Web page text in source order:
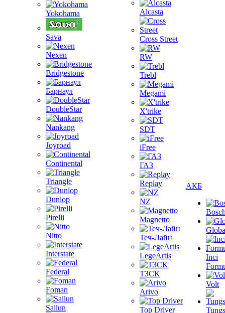
Yokohama
Sava
Nexen
Bridgestone
Барнаул
DoubleStar
Nankang
Joyroad
Continental
Triangle
Dunlop
Pirelli
Nitto
Interstate
Federal
Foman
Sailun
Alcasta
Cross Street
RW
Trebl
Megami
X'trike
SDT
iFree
ГАЗ
Replay
NZ
Magnetto
Теч-Лайн
LegeArtis
ТЗСК
Arivo
Top Driver
АКБ
Inci
Volt